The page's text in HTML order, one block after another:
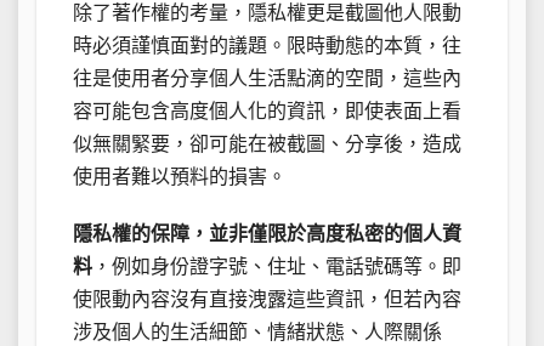
除了著作權的考量，隱私權更是截圖他人限動
時必須謹慎面對的議題。限時動態的本質，往
往是使用者分享個人生活點滴的空間，這些內
容可能包含高度個人化的資訊，即使表面上看
似無關緊要，卻可能在被截圖、分享後，造成
使用者難以預料的損害。
隱私權的保障，並非僅限於高度私密的個人資
料 ，例如身份證字號、住址、電話號碼等。即
使限動內容沒有直接洩露這些資訊，但若內容
涉及個人的生活細節、情緒狀態、人際關係